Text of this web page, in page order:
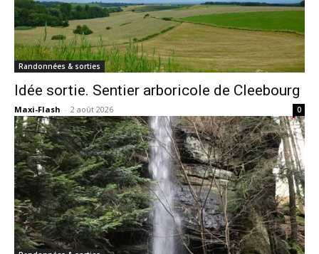
Randonnées & sorties
Idée sortie. Sentier arboricole de Cleebourg
Maxi-Flash - 2 août 2026 0